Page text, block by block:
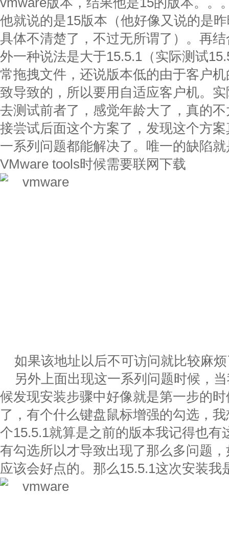
他就说的是15版本（他好像又说的是
具体不清楚了，不过无所谓了）。再
外一种说法是大于15.5.1（实际测试
常拖拽文件，还说版本低的由于客户
致导致的，所以要用自适应客户机。
去测试前者了，感觉年龄大了，真的
接尝试后面这个方案了，发现这个方
一系列问题都能解决了。唯一的缺陷
VMware tools时候需要联网下载
如果该地址以后不可访问就比较麻
另外上面出现这一系列问题时候，
候发现安装步骤中好像就是第一步的
了，有个什么键盘鼠标增强的勾选，
个15.5.1就算是之前的版本我记得也有
有勾选所以才导致出现了那么多问题
应该会好点的。那么15.5.1这次安装我